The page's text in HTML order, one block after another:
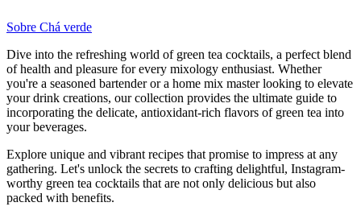
Sobre Chá verde
Dive into the refreshing world of green tea cocktails, a perfect blend
of health and pleasure for every mixology enthusiast. Whether
you're a seasoned bartender or a home mix master looking to elevate
your drink creations, our collection provides the ultimate guide to
incorporating the delicate, antioxidant-rich flavors of green tea into
your beverages.
Explore unique and vibrant recipes that promise to impress at any
gathering. Let's unlock the secrets to crafting delightful, Instagram-
worthy green tea cocktails that are not only delicious but also
packed with benefits.